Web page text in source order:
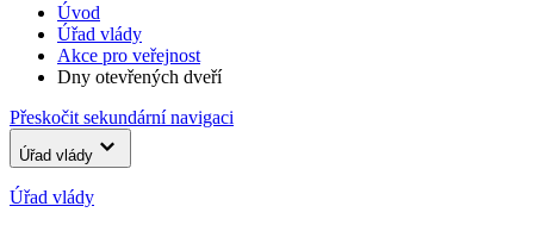
Úvod
Úřad vlády
Akce pro veřejnost
Dny otevřených dveří
Přeskočit sekundární navigaci
Úřad vlády
Úřad vlády